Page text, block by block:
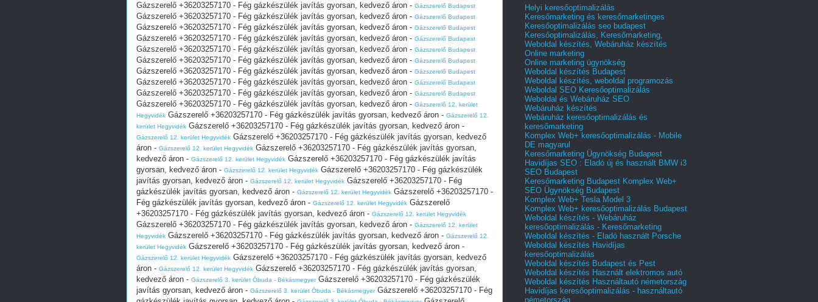
Gázszerelő +36203257170 - Fég gázkészülék javítás gyorsan, kedvező áron - Gázszerelő Budapest
Gázszerelő +36203257170 - Fég gázkészülék javítás gyorsan, kedvező áron - Gázszerelő Budapest
Gázszerelő +36203257170 - Fég gázkészülék javítás gyorsan, kedvező áron - Gázszerelő Budapest
Gázszerelő +36203257170 - Fég gázkészülék javítás gyorsan, kedvező áron - Gázszerelő Budapest
Gázszerelő +36203257170 - Fég gázkészülék javítás gyorsan, kedvező áron - Gázszerelő Budapest
Gázszerelő +36203257170 - Fég gázkészülék javítás gyorsan, kedvező áron - Gázszerelő Budapest
Gázszerelő +36203257170 - Fég gázkészülék javítás gyorsan, kedvező áron - Gázszerelő Budapest
Gázszerelő +36203257170 - Fég gázkészülék javítás gyorsan, kedvező áron - Gázszerelő Budapest
Gázszerelő +36203257170 - Fég gázkészülék javítás gyorsan, kedvező áron - Gázszerelő Budapest
Gázszerelő +36203257170 - Fég gázkészülék javítás gyorsan, kedvező áron - Gázszerelő 12. kerület
Hegyvidék Gázszerelő +36203257170 - Fég gázkészülék javítás gyorsan, kedvező áron - Gázszerelő 12.
kerület Hegyvidék Gázszerelő +36203257170 - Fég gázkészülék javítás gyorsan, kedvező áron -
Gázszerelő 12. kerület Hegyvidék Gázszerelő +36203257170 - Fég gázkészülék javítás gyorsan, kedvező
áron - Gázszerelő 12. kerület Hegyvidék Gázszerelő +36203257170 - Fég gázkészülék javítás gyorsan,
kedvező áron - Gázszerelő 12. kerület Hegyvidék Gázszerelő +36203257170 - Fég gázkészülék javítás
gyorsan, kedvező áron - Gázszerelő 12. kerület Hegyvidék Gázszerelő +36203257170 - Fég gázkészülék
javítás gyorsan, kedvező áron - Gázszerelő 12. kerület Hegyvidék Gázszerelő +36203257170 - Fég
gázkészülék javítás gyorsan, kedvező áron - Gázszerelő 12. kerület Hegyvidék Gázszerelő +36203257170 -
Fég gázkészülék javítás gyorsan, kedvező áron - Gázszerelő 12. kerület Hegyvidék Gázszerelő
+36203257170 - Fég gázkészülék javítás gyorsan, kedvező áron - Gázszerelő 12. kerület Hegyvidék
Gázszerelő +36203257170 - Fég gázkészülék javítás gyorsan, kedvező áron - Gázszerelő 12. kerület
Hegyvidék Gázszerelő +36203257170 - Fég gázkészülék javítás gyorsan, kedvező áron - Gázszerelő 12.
kerület Hegyvidék Gázszerelő +36203257170 - Fég gázkészülék javítás gyorsan, kedvező áron -
Gázszerelő 12. kerület Hegyvidék Gázszerelő +36203257170 - Fég gázkészülék javítás gyorsan, kedvező
áron - Gázszerelő 12. kerület Hegyvidék Gázszerelő +36203257170 - Fég gázkészülék javítás gyorsan,
kedvező áron - Gázszerelő 3. kerület Óbuda - BékásmegyerGázszerelő +36203257170 - Fég gázkészülék
javítás gyorsan, kedvező áron - Gázszerelő 3. kerület Óbuda - BékásmegyerGázszerelő +36203257170 - Fég
Helyi keresőoptimalizálás
Keresőmarketing és keresőmarketinges
Keresőoptimalizálás seo budapest
Keresőoptimalizálás, Keresőmarketing,
Weboldal készítés, Webáruház készítés
Online marketing
Online marketing ügynökség
Weboldal készítés Budapest
Weboldal készítés, weboldal programozás
Weboldal SEO Keresőoptimalizálás
Weboldal és Webáruház SEO
Webáruház készítés
Webáruház keresőoptimalizálás és
keresőmarketing
Komplex Web+ keresőoptimalizálás - Mobile
DE magyarul
Keresőmarketing Ügynökség Budapest
Havidíjas SEO : Eladó új és használt BMW i3
SEO Budapest
Keresőmarketing Budapest Komplex Web+
SEO Ügynökség Budapest
Komplex Web+ Tesla Model 3
Komplex Web+ keresőoptimalizálás Budapest
Weboldal készítés - Webáruház
keresőoptimalizálás - Keresőmarketing
Weboldal készítés - Eladó használt Porsche
Weboldal készítés Havidíjas
keresőoptimalizálás
Weboldal készítés Budapest és Pest
Weboldal készítés Használt elektromos autó
Weboldal készítés Használtautó németország
Havidíjas keresőoptimalizálás - használtautó
németország